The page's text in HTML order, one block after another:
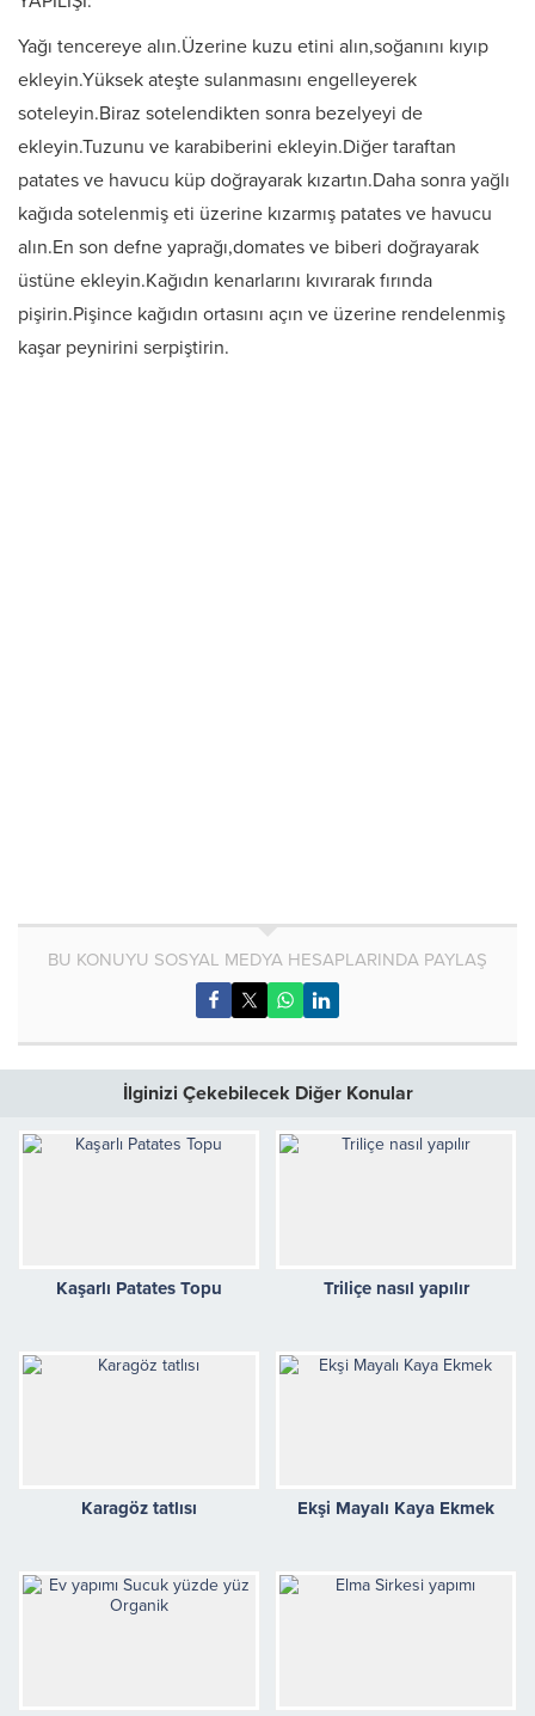
Yağı tencereye alın.Üzerine kuzu etini alın,soğanını kıyıp
ekleyin.Yüksek ateşte sulanmasını engelleyerek
soteleyin.Biraz sotelendikten sonra bezelyeyi de
ekleyin.Tuzunu ve karabiberini ekleyin.Diğer taraftan
patates ve havucu küp doğrayarak kızartın.Daha sonra yağlı
kağıda sotelenmiş eti üzerine kızarmış patates ve havucu
alın.En son defne yaprağı,domates ve biberi doğrayarak
üstüne ekleyin.Kağıdın kenarlarını kıvırarak fırında
pişirin.Pişince kağıdın ortasını açın ve üzerine rendelenmiş
kaşar peynirini serpiştirin.
BU KONUYU SOSYAL MEDYA HESAPLARINDA PAYLAŞ
İlginizi Çekebilecek Diğer Konular
Kaşarlı Patates Topu Triliçe nasıl yapılır
Karagöz tatlısı Ekşi Mayalı Kaya Ekmek